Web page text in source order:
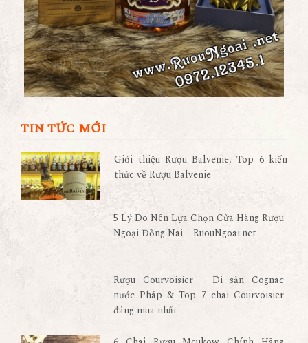
TIN TỨC MỚI
Giới thiệu Rượu Balvenie, Top 6 kiến
thức về Rượu Balvenie
5 Lý Do Nên Lựa Chọn Cửa Hàng Rượu
Ngoại Đồng Nai – RuouNgoai.net
Rượu Courvoisier – Di sản Cognac
nước Pháp & Top 7 chai Courvoisier
đáng mua nhất